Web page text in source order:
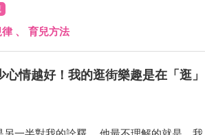
律 、 育兒方法
情越好！我的逛街樂趣是在「逛」